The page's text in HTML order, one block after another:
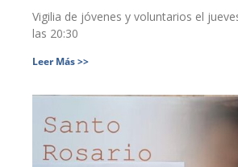
Vigilia de jóvenes y voluntarios el
las 20:30
Leer Más >>